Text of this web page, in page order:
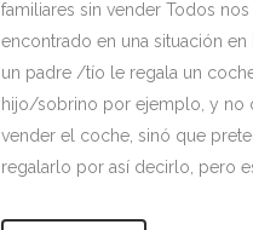
familiares sin vender Todos
encontrado en una situación en
un padre /tío le regala un
hijo/sobrino por ejemplo, y no
vender el coche, sinó que
regalarlo por así decirlo, pero